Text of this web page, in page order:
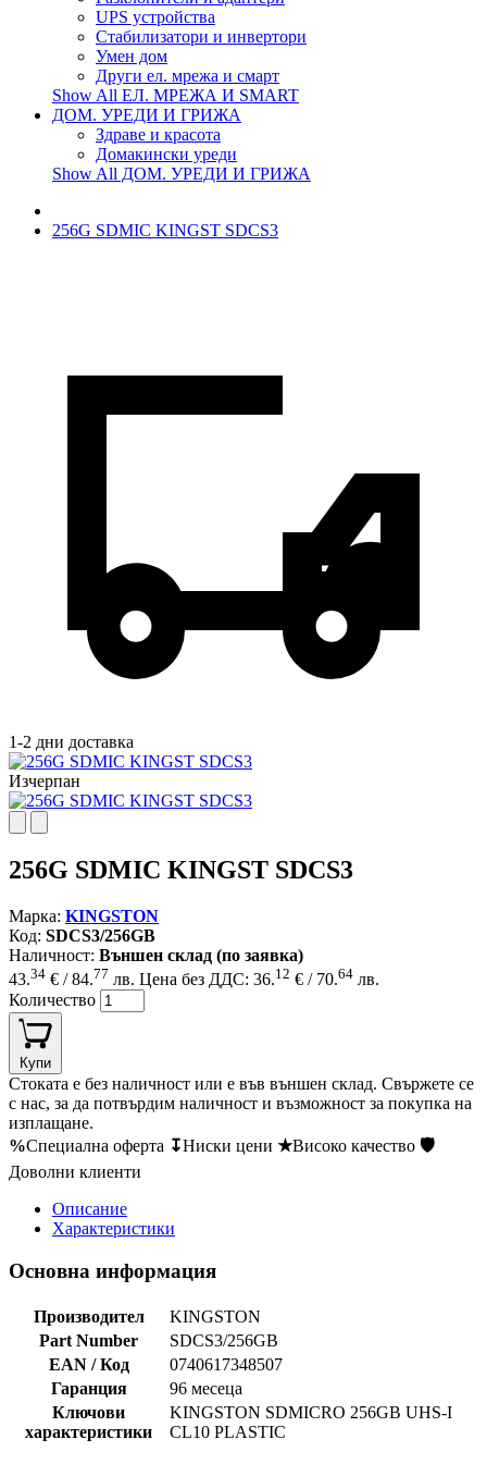
UPS устройства
Стабилизатори и инвертори
Умен дом
Други ел. мрежа и смарт
Show All ЕЛ. МРЕЖА И SMART
ДОМ. УРЕДИ И ГРИЖА
Здраве и красота
Домакински уреди
Show All ДОМ. УРЕДИ И ГРИЖА
256G SDMIC KINGST SDCS3
1-2 дни доставка
Изчерпан
256G SDMIC KINGST SDCS3
Марка: KINGSTON
Код: SDCS3/256GB
Наличност: Външен склад (по заявка)
43.34 € / 84.77 лв. Цена без ДДС: 36.12 € / 70.64 лв.
Количество
Купи
Стоката е без наличност или е във външен склад. Свържете се
с нас, за да потвърдим наличност и възможност за покупка на
изплащане.
%Специална оферта ↧Ниски цени ★Високо качество 🛡
Доволни клиенти
Описание
Характеристики
Основна информация
Производител
KINGSTON
Part Number
SDCS3/256GB
EAN / Код
0740617348507
Гаранция
96 месеца
Ключови
характеристики
KINGSTON SDMICRO 256GB UHS-I
CL10 PLASTIC